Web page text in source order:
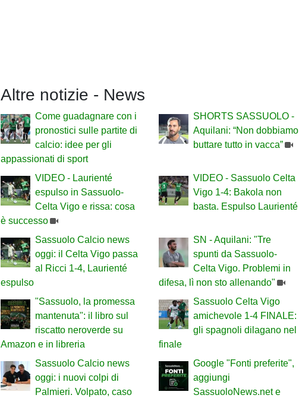
Altre notizie - News
Come guadagnare con i
pronostici sulle partite di
calcio: idee per gli
appassionati di sport
SHORTS SASSUOLO -
Aquilani: “Non dobbiamo
buttare tutto in vacca”
VIDEO - Laurienté
espulso in Sassuolo-
Celta Vigo e rissa: cosa
è successo
VIDEO - Sassuolo Celta
Vigo 1-4: Bakola non
basta. Espulso Laurienté
Sassuolo Calcio news
oggi: il Celta Vigo passa
al Ricci 1-4, Laurienté
espulso
SN - Aquilani: "Tre
spunti da Sassuolo-
Celta Vigo. Problemi in
difesa, lì non sto allenando"
"Sassuolo, la promessa
mantenuta": il libro sul
riscatto neroverde su
Amazon e in libreria
Sassuolo Celta Vigo
amichevole 1-4 FINALE:
gli spagnoli dilagano nel
finale
Sassuolo Calcio news
oggi: i nuovi colpi di
Palmieri. Volpato, caso
Google "Fonti preferite",
aggiungi
SassuoloNews.net e